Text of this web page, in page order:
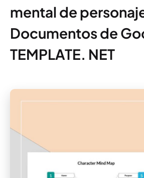
mental de
Documentos de
TEMPLATE. NET